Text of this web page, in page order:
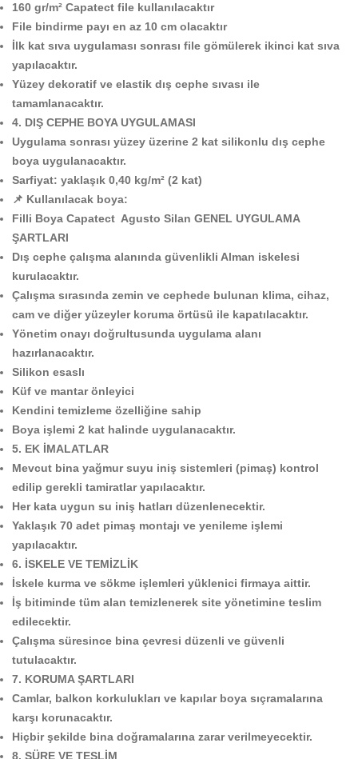
160 gr/m² Capatect file kullanılacaktır
File bindirme payı en az 10 cm olacaktır
İlk kat sıva uygulaması sonrası file gömülerek ikinci kat sıva
yapılacaktır.
Yüzey dekoratif ve elastik dış cephe sıvası ile
tamamlanacaktır.
4. DIŞ CEPHE BOYA UYGULAMASI
Uygulama sonrası yüzey üzerine 2 kat silikonlu dış cephe
boya uygulanacaktır.
Sarfiyat: yaklaşık 0,40 kg/m² (2 kat)
📌 Kullanılacak boya:
Filli Boya Capatect Agusto Silan GENEL UYGULAMA
ŞARTLARI
Dış cephe çalışma alanında güvenlikli Alman iskelesi
kurulacaktır.
Çalışma sırasında zemin ve cephede bulunan klima, cihaz,
cam ve diğer yüzeyler koruma örtüsü ile kapatılacaktır.
Yönetim onayı doğrultusunda uygulama alanı
hazırlanacaktır.
Silikon esaslı
Küf ve mantar önleyici
Kendini temizleme özelliğine sahip
Boya işlemi 2 kat halinde uygulanacaktır.
5. EK İMALATLAR
Mevcut bina yağmur suyu iniş sistemleri (pimaş) kontrol
edilip gerekli tamiratlar yapılacaktır.
Her kata uygun su iniş hatları düzenlenecektir.
Yaklaşık 70 adet pimaş montajı ve yenileme işlemi
yapılacaktır.
6. İSKELE VE TEMİZLİK
İskele kurma ve sökme işlemleri yüklenici firmaya aittir.
İş bitiminde tüm alan temizlenerek site yönetimine teslim
edilecektir.
Çalışma süresince bina çevresi düzenli ve güvenli
tutulacaktır.
7. KORUMA ŞARTLARI
Camlar, balkon korkulukları ve kapılar boya sıçramalarına
karşı korunacaktır.
Hiçbir şekilde bina doğramalarına zarar verilmeyecektir.
8. SÜRE VE TESLİM